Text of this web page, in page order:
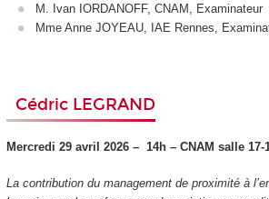
M. Ivan IORDANOFF, CNAM, Examinateur
Mme Anne JOYEAU, IAE Rennes,
Cédric LEGRAND
Mercredi 29 avril 2026 –14h – CNAM salle 17-
La contribution du management de proximité à